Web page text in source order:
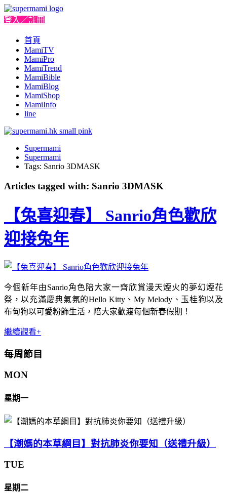
登入／註冊
首頁
MamiTV
MamiPro
MamiTrend
MamiBible
MamiBlog
MamiShop
MamiInfo
line
Supermami
Supermami
Tags: Sanrio 3DMASK
Articles tagged with: Sanrio 3DMASK
【兔喜迎春】 Sanrio角色歡欣
迎接兔年
今個新年由Sanrio角色陪大家一齊欣賞漫天煙火的夢幻煙花
祭，以充滿慶典氣氛的Hello Kitty、My Melody、玉桂狗以及
布甸狗以可愛粉飾生活，陪大家歡渡每個新春假期！
繼續觀看+
每周節目
MON
星期一
【潮媽的本草綱目】對抗肺炎你要知（送禮升級）
TUE
星期二